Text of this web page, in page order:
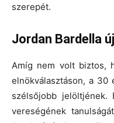
szerepét.
Jordan Bardella
Amíg nem volt biztos,
elnökválasztáson, a 30
szélsőjobb jelöltjének.
vereségének